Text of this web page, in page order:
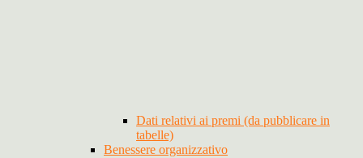
Dati relativi ai premi (da pubblicare in
tabelle)
Benessere organizzativo